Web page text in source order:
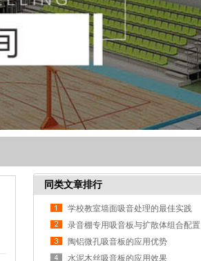
同类文章排行
学校教室墙面吸音处理的最佳实践
录音棚专用吸音板与扩散体组合配置
方案
陶铝微孔吸音板的应用优势
水泥木丝吸音板的应用效果